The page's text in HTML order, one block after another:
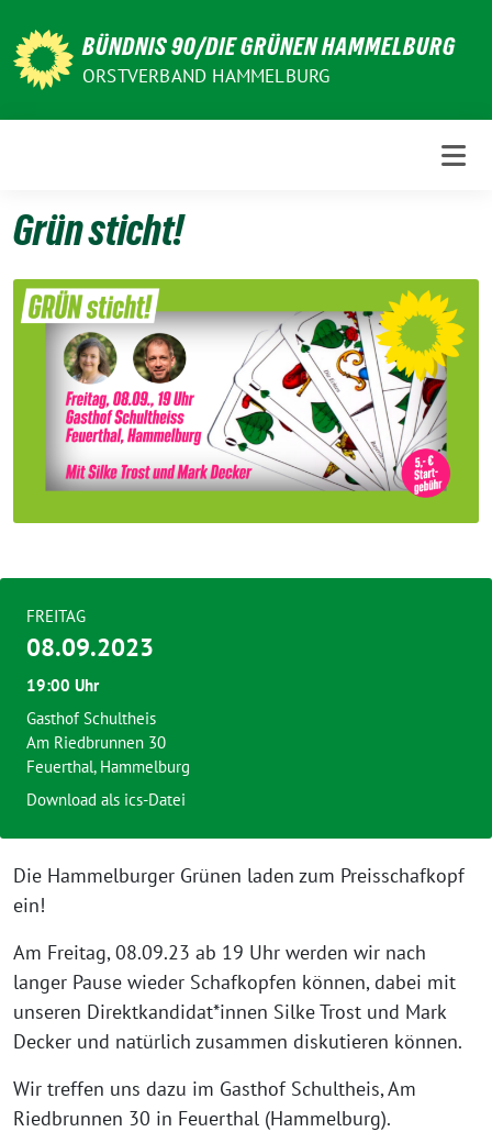
zum
Inhalt
BÜNDNIS 90/DIE GRÜNEN HAMMELBURG
ORSTVERBAND HAMMELBURG
Grün sticht!
Die Hammelburger Grünen laden zum Preisschafkopf
ein!
Am Freitag, 08.09.23 ab 19 Uhr werden wir nach
langer Pause wieder Schafkopfen können, dabei mit
unseren Direktkandidat*innen Silke Trost und Mark
Decker und natürlich zusammen diskutieren können.
Wir treffen uns dazu im Gasthof Schultheis, Am
Riedbrunnen 30 in Feuerthal (Hammelburg).
FREITAG
08.09.2023
19:00 Uhr
Gasthof Schultheis
Am Riedbrunnen 30
Feuerthal, Hammelburg
Download als ics-Datei